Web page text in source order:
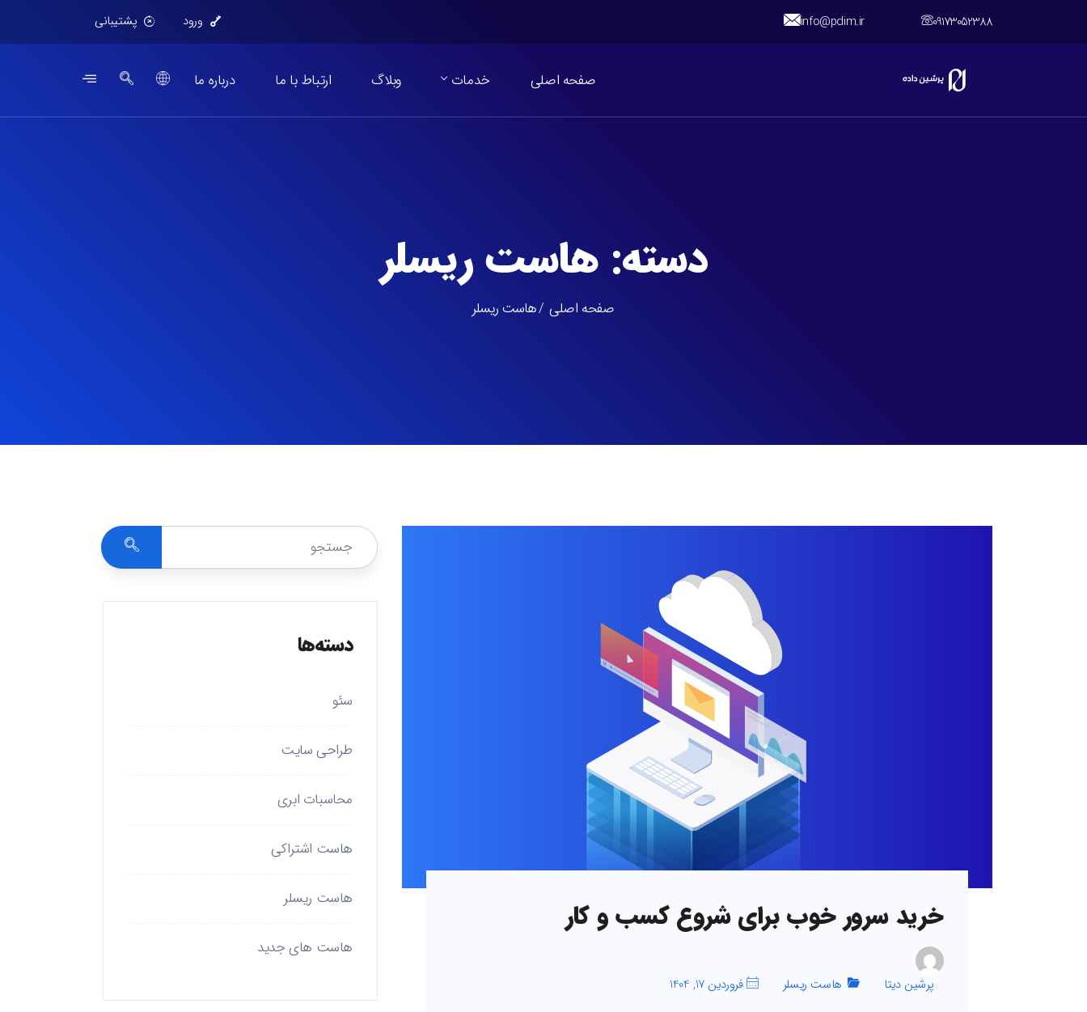
09173052388
info@pdim.ir ورود پشتیبانی
صفحه اصلی خدمات وبلاگ ارتباط با ما درباره ما
دسته:هاست ریسلر
صفحه اصلی هاست ریسلر
خرید سرور خوب برای شروع کسب و کار
پرشین دیتا هاست ریسلر فروردین 17, 1404
دسته‌ها
سئو
طراحی سایت
محاسبات ابری
هاست اشتراکی
هاست ریسلر
هاست های جدید